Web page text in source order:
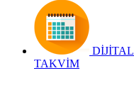
DİJİTAL
TAKVİM